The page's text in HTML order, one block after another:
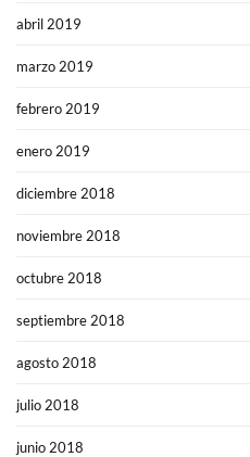
abril 2019
marzo 2019
febrero 2019
enero 2019
diciembre 2018
noviembre 2018
octubre 2018
septiembre 2018
agosto 2018
julio 2018
junio 2018